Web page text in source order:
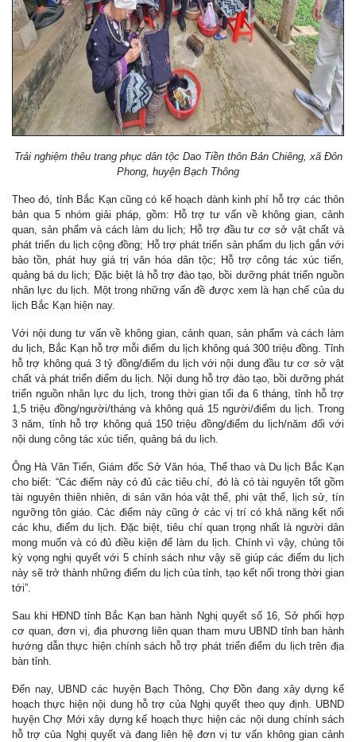
Trải nghiệm thêu trang phục dân tộc Dao Tiền thôn Bản Chiêng, xã Đôn
Phong, huyện Bạch Thông
Theo đó, tỉnh Bắc Kạn cũng có kế hoạch dành kinh phí hỗ trợ các thôn
bản qua 5 nhóm giải pháp, gồm: Hỗ trợ tư vấn về không gian, cảnh
quan, sản phẩm và cách làm du lịch; Hỗ trợ đầu tư cơ sở vật chất và
phát triển du lịch cộng đồng; Hỗ trợ phát triển sản phẩm du lịch gắn với
bảo tồn, phát huy giá trị văn hóa dân tộc; Hỗ trợ công tác xúc tiến,
quảng bá du lịch; Đặc biệt là hỗ trợ đào tạo, bồi dưỡng phát triển nguồn
nhân lực du lịch. Một trong những vấn đề được xem là hạn chế của du
lịch Bắc Kạn hiện nay.
Với nội dung tư vấn về không gian, cảnh quan, sản phẩm và cách làm
du lịch, Bắc Kạn hỗ trợ mỗi điểm du lịch không quá 300 triệu đồng. Tỉnh
hỗ trợ không quá 3 tỷ đồng/điểm du lịch với nội dung đầu tư cơ sở vật
chất và phát triển điểm du lịch. Nội dung hỗ trợ đào tạo, bồi dưỡng phát
triển nguồn nhân lực du lịch, trong thời gian tối đa 6 tháng, tỉnh hỗ trợ
1,5 triệu đồng/người/tháng và không quá 15 người/điểm du lịch. Trong
3 năm, tỉnh hỗ trợ không quá 150 triệu đồng/điểm du lịch/năm đối với
nội dung công tác xúc tiến, quảng bá du lịch.
Ông Hà Văn Tiến, Giám đốc Sở Văn hóa, Thể thao và Du lịch Bắc Kạn
cho biết: “Các điểm này có đủ các tiêu chí, đó là có tài nguyên tốt gồm
tài nguyên thiên nhiên, di sản văn hóa vật thể, phi vật thể, lịch sử, tín
ngưỡng tôn giáo. Các điểm này cũng ở các vị trí có khả năng kết nối
các khu, điểm du lịch. Đặc biệt, tiêu chí quan trọng nhất là người dân
mong muốn và có đủ điều kiện để làm du lịch. Chính vì vậy, chúng tôi
kỳ vọng nghị quyết với 5 chính sách như vậy sẽ giúp các điểm du lịch
này sẽ trở thành những điểm du lịch của tỉnh, tạo kết nối trong thời gian
tới”.
Sau khi HĐND tỉnh Bắc Kạn ban hành Nghị quyết số 16, Sở phối hợp
cơ quan, đơn vị, địa phương liên quan tham mưu UBND tỉnh ban hành
hướng dẫn thực hiện chính sách hỗ trợ phát triển điểm du lịch trên địa
bàn tỉnh.
Đến nay, UBND các huyện Bạch Thông, Chợ Đồn đang xây dựng kế
hoạch thực hiện nội dung hỗ trợ của Nghị quyết theo quy định. UBND
huyện Chợ Mới xây dựng kế hoạch thực hiện các nội dung chính sách
hỗ trợ của Nghị quyết và đang liên hệ đơn vị tư vấn không gian cảnh